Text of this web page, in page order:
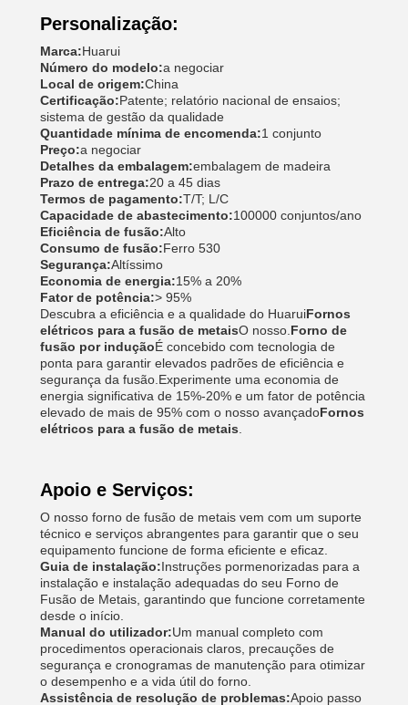
Personalização:
Marca:Huarui
Número do modelo:a negociar
Local de origem:China
Certificação:Patente; relatório nacional de ensaios;
sistema de gestão da qualidade
Quantidade mínima de encomenda:1 conjunto
Preço:a negociar
Detalhes da embalagem:embalagem de madeira
Prazo de entrega:20 a 45 dias
Termos de pagamento:T/T; L/C
Capacidade de abastecimento:100000 conjuntos/ano
Eficiência de fusão:Alto
Consumo de fusão:Ferro 530
Segurança:Altíssimo
Economia de energia:15% a 20%
Fator de potência:> 95%
Descubra a eficiência e a qualidade do HuaruiFornos
elétricos para a fusão de metaisO nosso. Forno de
fusão por induçãoÉ concebido com tecnologia de
ponta para garantir elevados padrões de eficiência e
segurança da fusão.Experimente uma economia de
energia significativa de 15%-20% e um fator de potência
elevado de mais de 95% com o nosso avançadoFornos
elétricos para a fusão de metais
Apoio e Serviços:
O nosso forno de fusão de metais vem com um suporte
técnico e serviços abrangentes para garantir que o seu
equipamento funcione de forma eficiente e eficaz.
Guia de instalação:Instruções pormenorizadas para a
instalação e instalação adequadas do seu Forno de
Fusão de Metais, garantindo que funcione corretamente
desde o início.
Manual do utilizador:Um manual completo com
procedimentos operacionais claros, precauções de
segurança e cronogramas de manutenção para otimizar
o desempenho e a vida útil do forno.
Assistência de resolução de problemas:Apoio passo